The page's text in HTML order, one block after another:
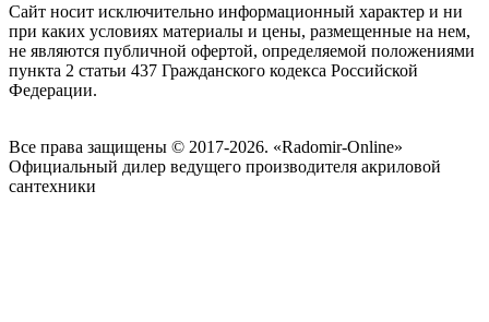
Сайт носит исключительно информационный характер и ни
при каких условиях материалы и цены, размещенные на нем,
не являются публичной офертой, определяемой положениями
пункта 2 статьи 437 Гражданского кодекса Российской
Федерации.
Все права защищены © 2017-2026. «Radomir-Online»
Официальный дилер ведущего производителя акриловой
сантехники